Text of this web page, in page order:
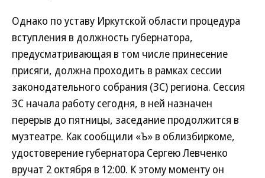
Однако по уставу Иркутской области процедура
вступления в должность губернатора,
предусматривающая в том числе принесение
присяги, должна проходить в рамках сессии
законодательного собрания (ЗС) региона. Сессия
ЗС начала работу сегодня, в ней назначен
перерыв до пятницы, заседание продолжится в
музтеатре. Как сообщили «Ъ» в облизбиркоме,
удостоверение губернатора Сергею Левченко
вручат 2 октября в 12:00. К этому моменту он